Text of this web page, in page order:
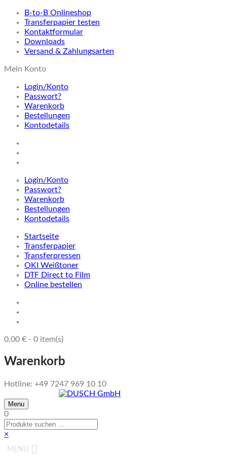
B-to-B Onlineshop
Transferpapier testen
Kontaktformular
Downloads
Versand & Zahlungsarten
Mein Konto
Login/Konto
Passwort?
Warenkorb
Bestellungen
Kontodetails
Login/Konto
Passwort?
Warenkorb
Bestellungen
Kontodetails
Startseite
Transferpapier
Transferpressen
OKI Weißtoner
DTF Direct to Film
Online bestellen
0,00 € - 0 item(s)
Warenkorb
Hotline: +49 7247 969 10 10
Menu
0
×
MENU